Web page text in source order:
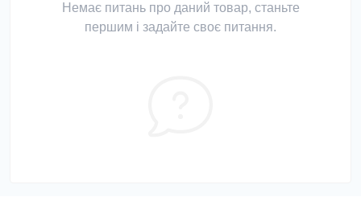
Немає питань про даний товар, станьте
першим і задайте своє питання.